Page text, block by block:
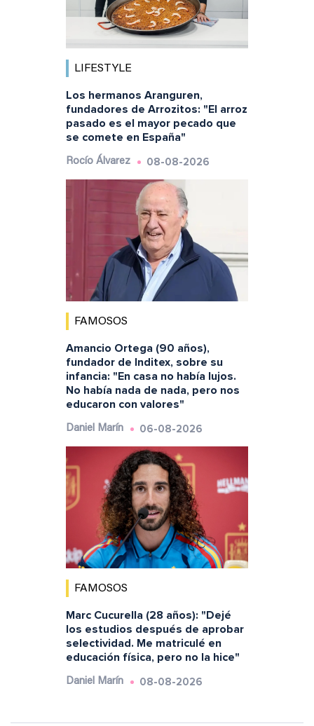
LIFESTYLE
Los hermanos Aranguren,
fundadores de Arrozitos: "El arroz
pasado es el mayor pecado que
se comete en España"
Rocío Álvarez 08-08-2026
FAMOSOS
Amancio Ortega (90 años),
fundador de Inditex, sobre su
infancia: "En casa no había lujos.
No había nada de nada, pero nos
educaron con valores"
Daniel Marín 06-08-2026
FAMOSOS
Marc Cucurella (28 años): "Dejé
los estudios después de aprobar
selectividad. Me matriculé en
educación física, pero no la hice"
Daniel Marín 08-08-2026